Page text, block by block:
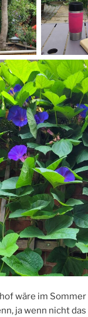
wäre im
ja wenn nicht